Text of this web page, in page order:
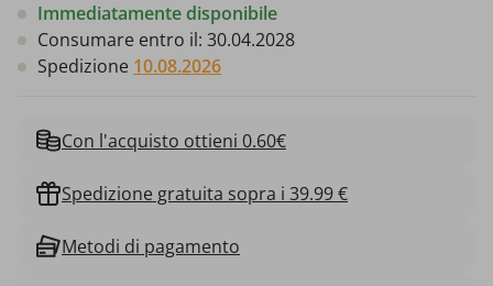
Immediatamente disponibile
Consumare entro il: 30.04.2028
Spedizione 10.08.2026
Con l'acquisto ottieni 0.60€
Spedizione gratuita sopra i 39.99 €
Metodi di pagamento